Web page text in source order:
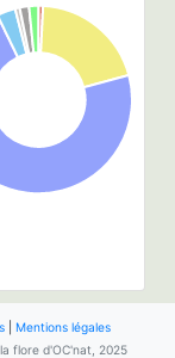
|
Mentions légales
flore d'OC'nat, 2025